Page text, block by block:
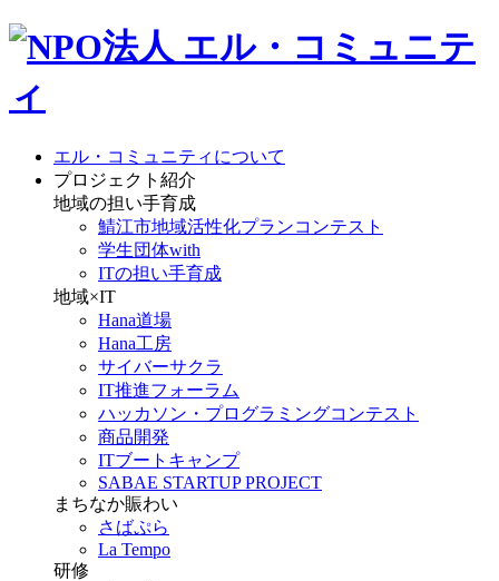
エル・コミュニティについて
プロジェクト紹介
地域の担い手育成
鯖江市地域活性化プランコンテスト
学生団体with
ITの担い手育成
地域×IT
Hana道場
Hana工房
サイバーサクラ
IT推進フォーラム
ハッカソン・プログラミングコンテスト
商品開発
ITブートキャンプ
SABAE STARTUP PROJECT
まちなか賑わい
さばぷら
La Tempo
研修